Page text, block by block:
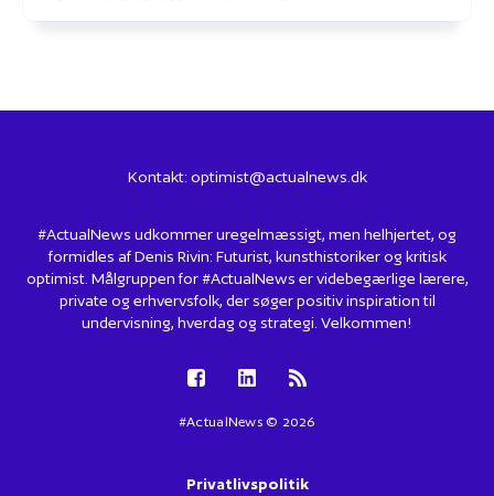
Kontakt: optimist@actualnews.dk
#ActualNews udkommer uregelmæssigt, men helhjertet, og
formidles af Denis Rivin: Futurist, kunsthistoriker og kritisk
optimist. Målgruppen for #ActualNews er videbegærlige lærere,
private og erhvervsfolk, der søger positiv inspiration til
undervisning, hverdag og strategi. Velkommen!
#ActualNews © 2026
Privatlivspolitik